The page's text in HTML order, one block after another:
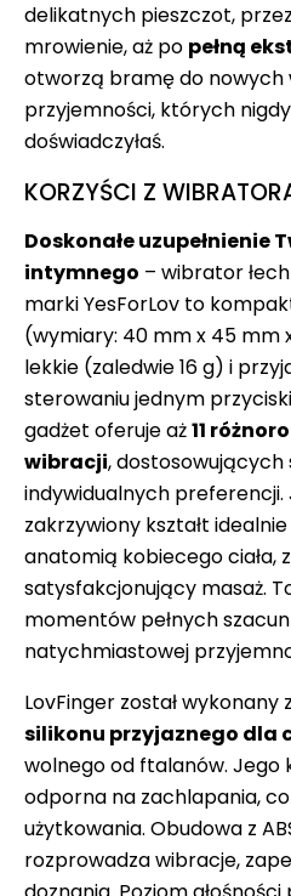
delikatnych pieszczot,
mrowienie, aż po pełną
otworzą bramę do nowych
przyjemności, których
doświadczyłaś.
KORZYŚCI Z
Doskonałe uzupełnienie
intymnego – wibrator
marki YesForLov to
(wymiary: 40 mm x 45 mm
lekkie (zaledwie 16 g) i
sterowaniu jednym
gadżet oferuje aż11
wibracji, dostosowujących
indywidualnych preferencji.
zakrzywiony kształt
anatomią kobiecego ciała,
satysfakcjonujący masaż.
momentów pełnych
natychmiastowej
LovFinger został wykonany z
silikonu przyjaznego dla
wolnego od ftalanów. Jego
odporna na zachlapania,
użytkowania. Obudowa z
rozprowadza wibracje,